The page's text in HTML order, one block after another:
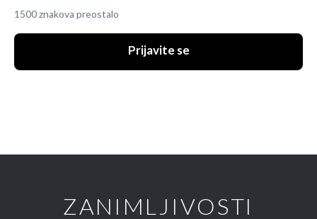
1500 znakova preostalo
Prijavite se
ZANIMLJIVOSTI